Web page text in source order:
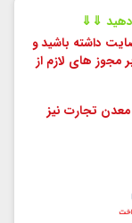
دهید ⇓⇓
داشته باشید و
مجوز های لازم از
تجارت نیز